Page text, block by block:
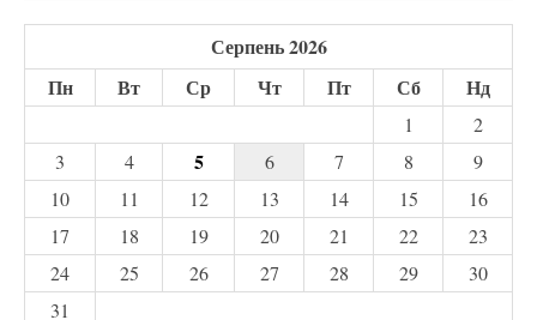
Серпень 2026
Пн
Вт Ср Чт Пт Сб Нд
1
2
3
4 5 6 7 8
9
10
11 12 13 14 15
16
17
18 19 20 21 22
23
24
25 26 27 28 29
30
31